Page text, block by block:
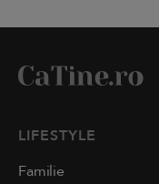
LIFESTYLE
Familie